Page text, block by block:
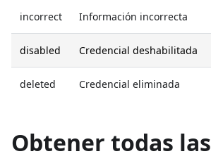
incorrect Información incorrecta
disabled Credencial deshabilitada
deleted Credencial eliminada
Obtener todas las